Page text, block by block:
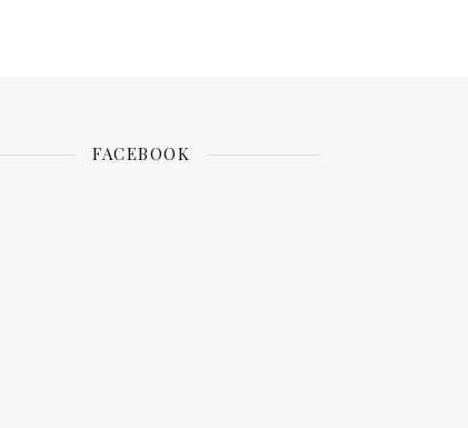
FACEBOOK